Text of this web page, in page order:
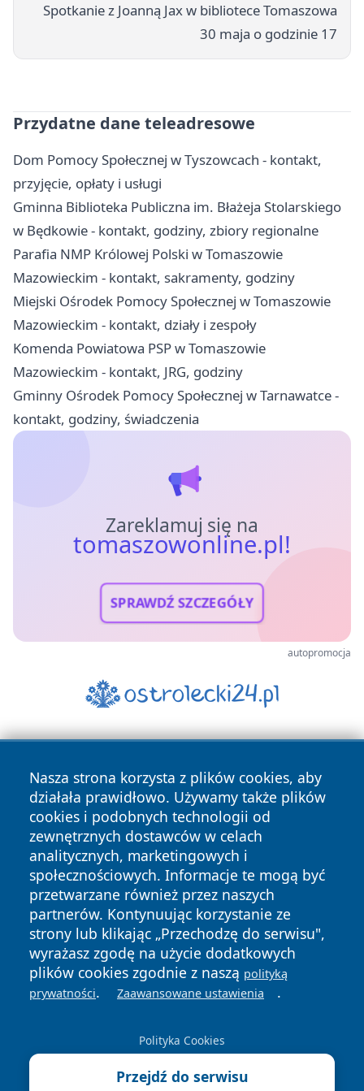
Spotkanie z Joanną Jax w bibliotece Tomaszowa
30 maja o godzinie 17
Przydatne dane teleadresowe
Dom Pomocy Społecznej w Tyszowcach - kontakt,
przyjęcie, opłaty i usługi
Gminna Biblioteka Publiczna im. Błażeja Stolarskiego
w Będkowie - kontakt, godziny, zbiory regionalne
Parafia NMP Królowej Polski w Tomaszowie
Mazowieckim - kontakt, sakramenty, godziny
Miejski Ośrodek Pomocy Społecznej w Tomaszowie
Mazowieckim - kontakt, działy i zespoły
Komenda Powiatowa PSP w Tomaszowie
Mazowieckim - kontakt, JRG, godziny
Gminny Ośrodek Pomocy Społecznej w Tarnawatce -
kontakt, godziny, świadczenia
Zareklamuj się na
tomaszowonline.pl!
SPRAWDŹ SZCZEGÓŁY
autopromocja
Nasza strona korzysta z plików cookies, aby
działała prawidłowo. Używamy także plików
cookies i podobnych technologii od
zewnętrznych dostawców w celach
analitycznych, marketingowych i
społecznościowych. Informacje te mogą być
przetwarzane również przez naszych
partnerów. Kontynuując korzystanie ze
strony lub klikając „Przechodzę do serwisu",
wyrażasz zgodę na użycie dodatkowych
plików cookies zgodnie z naszą polityką
prywatności. Zaawansowane ustawienia .
Polityka Cookies
Przejdź do serwisu
Copyright © 2026 tomaszowonline.pl Wszystkie prawa
zastrzeżone.
News Autorzy
Polityka
Prywatności
Polityka
Cookies